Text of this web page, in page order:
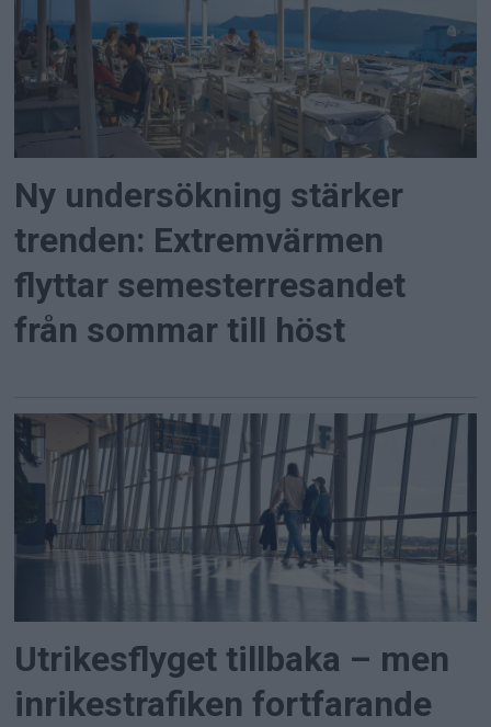
Ny undersökning stärker
trenden: Extremvärmen
flyttar semesterresandet
från sommar till höst
Utrikesflyget tillbaka – men
inrikestrafiken fortfarande